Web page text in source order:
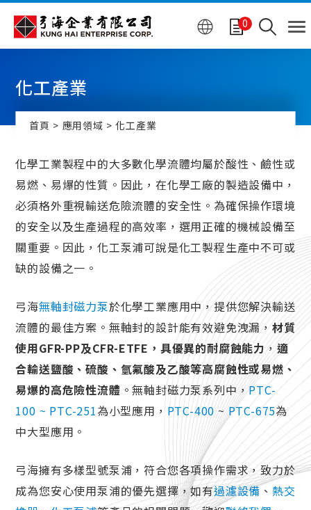
0
化工產業
首頁 應用領域 化工產業
化學工業製程中的大多數化學流體均屬於酸性、鹼性或
易燃、易爆的性質。因此，在化學工廠的製造設備中，
必須格外重視輸送危險流體的安全性。為確保操作環境
的安全以及生產過程的高效率，選用正確的機械設備至
關重要。因此，化工泵浦可說是化工製程生產中不可或
缺的設備之一。
弓海無軸封磁力泵於化學工業應用中，提供您解決輸送
流體的最佳方案。無軸封的設計能有效避免洩漏，材質
使用GFR-PP及CFR-ETFE，具優異的耐腐蝕能力 ， 適
合輸送鹽酸、硫酸、氫氟酸及乙酸等高腐蝕性或易燃、
易爆的高危險性流體 。無軸封磁力泵系列中， PTC-
100 ~ PTC-251為小型應用，PTC-400~PTC-675為
中大型應用。
弓海擁有多樣型號泵浦，符合您各項操作需求，致力於
成為您安心使用泵浦的優先選擇，如有過濾設備、熱交